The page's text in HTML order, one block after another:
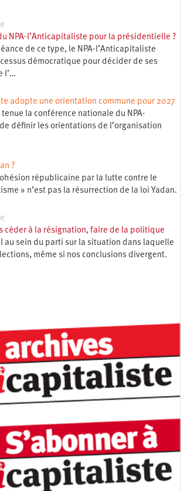
NPA-l’Anticapitaliste pour la présidentielle ?
de ce type, le NPA-l’Anticapitaliste
démocratique pour décider de ses
l’…
adopte une orientation commune pour 2027
tenue la conférence nationale du NPA-
définir les orientations de l’organisation
?
républicaine par la lutte contre le
» n’est pas la résurrection de la loi Yadan.
céder à la résignation, faire de la politique
au sein du parti sur la situation dans laquelle
même si nos conclusions divergent.